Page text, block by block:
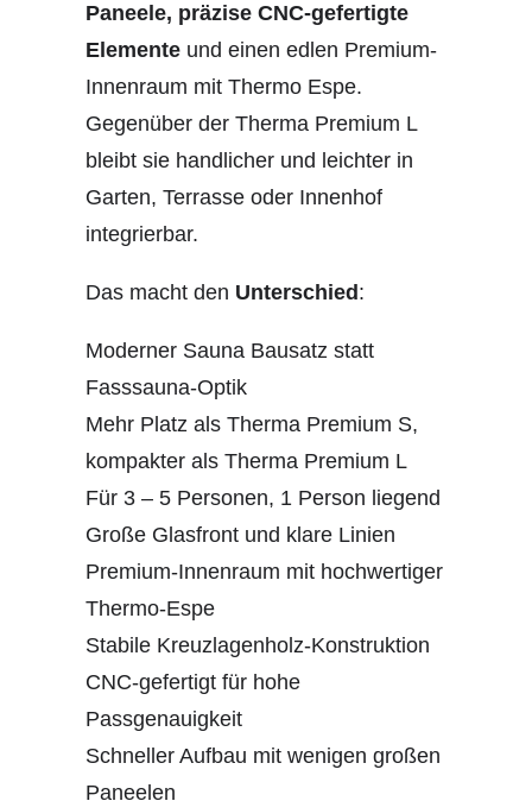
Paneele, präzise CNC-gefertigte
Elemente und einen edlen Premium-
Innenraum mit Thermo Espe.
Gegenüber der Therma Premium L
bleibt sie handlicher und leichter in
Garten, Terrasse oder Innenhof
integrierbar.
Das macht den Unterschied :
Moderner Sauna Bausatz statt
Fasssauna-Optik
Mehr Platz als Therma Premium S,
kompakter als Therma Premium L
Für 3 – 5 Personen, 1 Person liegend
Große Glasfront und klare Linien
Premium-Innenraum mit hochwertiger
Thermo-Espe
Stabile Kreuzlagenholz-Konstruktion
CNC-gefertigt für hohe
Passgenauigkeit
Schneller Aufbau mit wenigen großen
Paneelen